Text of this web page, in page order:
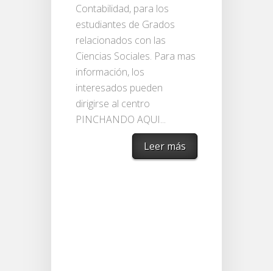
Contabilidad, para los
estudiantes de Grados
relacionados con las
Ciencias Sociales. Para mas
información, los
interesados pueden
dirigirse al centro
PINCHANDO AQUI...
Leer más